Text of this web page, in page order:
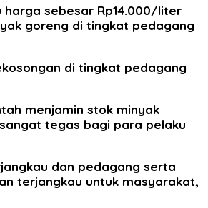
harga sebesar Rp14.000/liter
goreng di tingkat pedagang
di tingkat pedagang
menjamin stok minyak
tegas bagi para pelaku
dan pedagang serta
terjangkau untuk masyarakat,